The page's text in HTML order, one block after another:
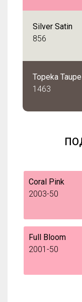
Silver Satin
856
Topeka Taupe
1463
Coral Pink
2003-50
Full Bloom
2001-50